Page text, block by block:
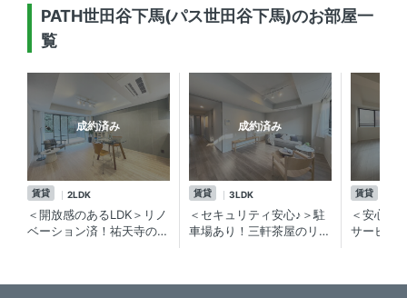
PATH世田谷下馬(パス世田谷下馬)のお部屋一
覧
成約済み
賃貸 2LDK
＜開放感のあるLDK＞リノ
ベーション済！祐天寺の賃
成約済み
賃貸 3LDK
＜セキュリティ安心♪＞駐
車場あり！三軒茶屋のリノ
賃貸
＜安心の
サービス